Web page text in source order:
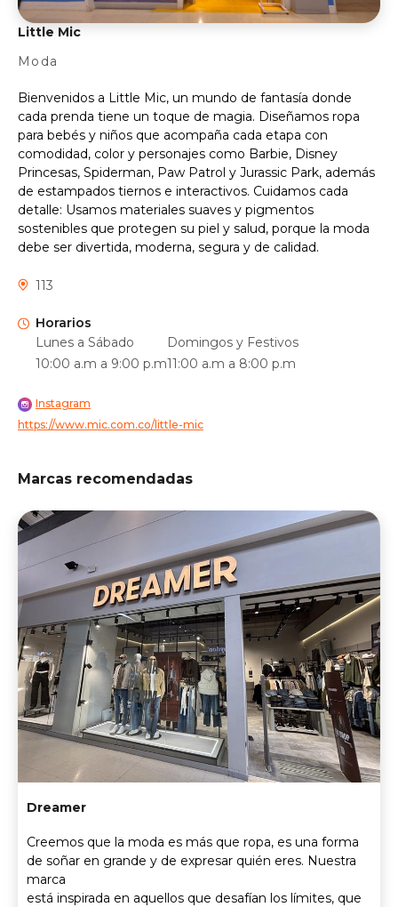
Little Mic
Moda
Bienvenidos a Little Mic, un mundo de fantasía donde
cada prenda tiene un toque de magia. Diseñamos ropa
para bebés y niños que acompaña cada etapa con
comodidad, color y personajes como Barbie, Disney
Princesas, Spiderman, Paw Patrol y Jurassic Park, además
de estampados tiernos e interactivos. Cuidamos cada
detalle: Usamos materiales suaves y pigmentos
sostenibles que protegen su piel y salud, porque la moda
debe ser divertida, moderna, segura y de calidad.
113
Horarios
Lunes a Sábado
10:00 a.m a 9:00 p.m
Domingos y Festivos
11:00 a.m a 8:00 p.m
Instagram
https://www.mic.com.co/little-mic
Marcas recomendadas
Dreamer
Creemos que la moda es más que ropa, es una forma
de soñar en grande y de expresar quién eres. Nuestra
marca
está inspirada en aquellos que desafían los límites, que